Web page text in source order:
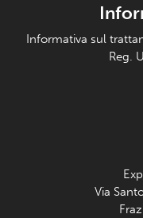
Informativa sul
Reg.
Via